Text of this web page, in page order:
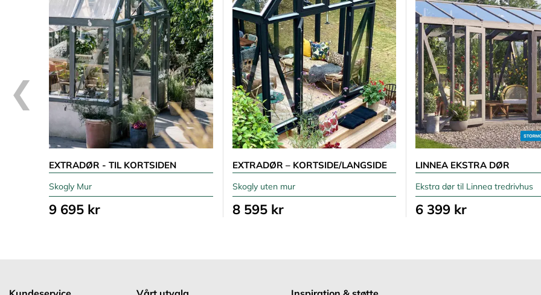
EXTRADØR - TIL KORTSIDEN
Skogly Mur
9 695 kr
EXTRADØR – KORTSIDE/LANGSIDE
Skogly uten mur
8 595 kr
LINNEA EKSTRA DØR
Ekstra dør til Linnea tredrivhus
6 399 kr